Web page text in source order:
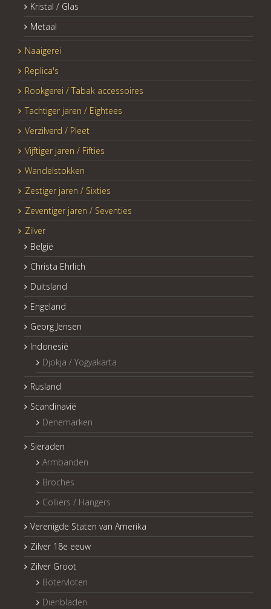
Kristal / Glas
Metaal
Naaigerei
Replica's
Rookgerei / Tabak accessoires
Tachtiger jaren / Eightees
Verzilverd / Pleet
Vijftiger jaren / Fifties
Wandelstokken
Zestiger jaren / Sixties
Zeventiger jaren / Seventies
Zilver
België
Christa Ehrlich
Duitsland
Engeland
Georg Jensen
Indonesië
Djokja / Yogyakarta
Rusland
Scandinavië
Denemarken
Sieraden
Armbanden
Broches
Colliers / Hangers
Verenigde Staten van Amerika
Zilver 18e eeuw
Zilver Groot
Botervloten
Dienbladen